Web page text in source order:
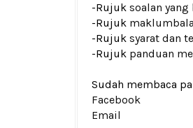
-Rujuk soalan yang
-Rujuk
-Rujuk syarat dan
-Rujuk panduan
Sudah membaca
Facebook
Email